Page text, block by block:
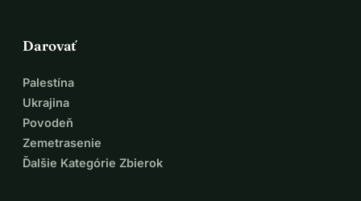
Darovať
Palestína
Ukrajina
Povodeň
Zemetrasenie
Ďalšie Kategórie Zbierok